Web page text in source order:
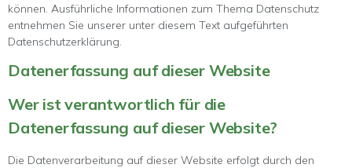
können. Ausführliche Informationen zum Thema Datenschutz
entnehmen Sie unserer unter diesem Text aufgeführten
Datenschutzerklärung.
Datenerfassung auf dieser Website
Wer ist verantwortlich für die
Datenerfassung auf dieser Website?
Die Datenverarbeitung auf dieser Website erfolgt durch den